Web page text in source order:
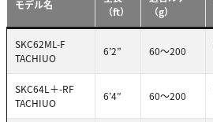
モデル名
（ft）
（g）
SKC62ML-F
TACHIUO
6’2” 60～200
SKC64L＋-RF
TACHIUO
6’4″ 60～200